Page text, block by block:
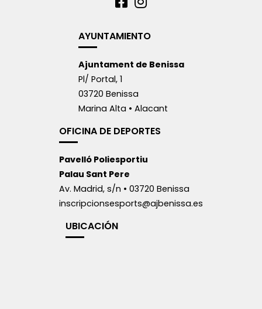
AYUNTAMIENTO
Ajuntament de Benissa
Pl/ Portal, 1
03720 Benissa
Marina Alta • Alacant
OFICINA DE DEPORTES
Pavelló Poliesportiu
Palau Sant Pere
Av. Madrid, s/n • 03720 Benissa
inscripcionsesports@ajbenissa.es
UBICACIÓN